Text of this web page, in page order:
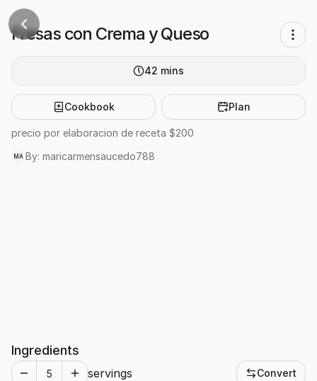
Fresas con Crema y Queso
42 mins
Cookbook Plan
precio por elaboracion de receta $200
MA By: maricarmensaucedo788
Ingredients
servings Convert